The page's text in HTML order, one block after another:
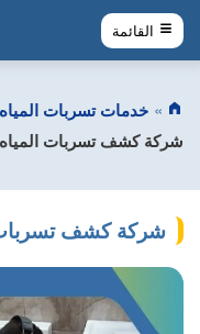
خدمات تسربات
شركة كشف تسربات المياه
شركة كشف تسربات